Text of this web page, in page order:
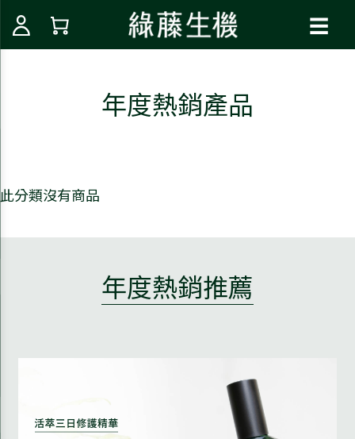
☰
年度熱銷產品
此分類沒有商品
年度熱銷推薦